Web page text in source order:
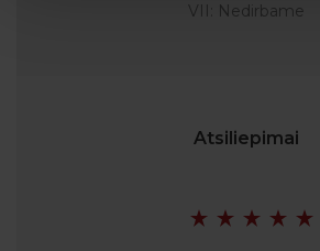
VII: Nedirbame
Atsiliepimai